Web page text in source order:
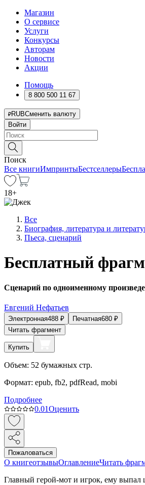
Магазин
О сервисе
Услуги
Конкурсы
Авторам
Новости
Акции
Помощь
8 800 500 11 67
RUBСменить валюту
Войти
Поиск
Все книгиИмпринтыБестселлеры
18+
Все
Биография, литература и
Пьеса, сценарий
Бесплатный
Сценарий по одноименному
Евгений Нефатьев
Электронная488 ₽ Печатная680 ₽
Читать фрагмент
Купить
Объем: 52 бумажных стр.
Формат: epub, fb2, pdfRead, mobi
Подробнее
0.01Оценить
Пожаловаться
О книгеотзывыОглавлениеЧитать
Главный герой-мот и игрок, ему